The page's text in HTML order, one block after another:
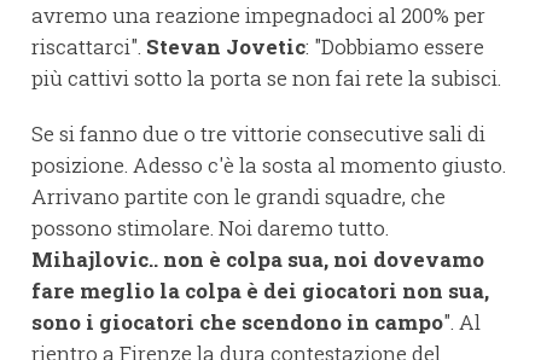
avremo una reazione impegnadoci al 200% per
riscattarci". Stevan Jovetic: "Dobbiamo essere
più cattivi sotto la porta se non fai rete la subisci.
Se si fanno due o tre vittorie consecutive sali di
posizione. Adesso c'è la sosta al momento giusto.
Arrivano partite con le grandi squadre, che
possono stimolare. Noi daremo tutto.
Mihajlovic.. non è colpa sua, noi dovevamo
fare meglio la colpa è dei giocatori non sua,
sono i giocatori che scendono in campo". Al
rientro a Firenze la dura contestazione del